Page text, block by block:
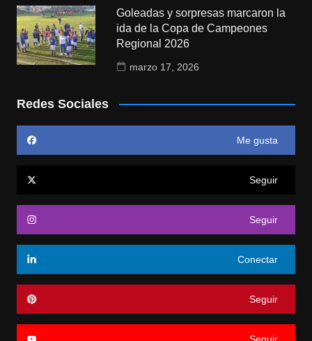
Goleadas y sorpresas marcaron la
ida de la Copa de Campeones
Regional 2026
marzo 17, 2026
Redes Sociales
Me gusta
Seguir
Seguir
Conectar
Seguir